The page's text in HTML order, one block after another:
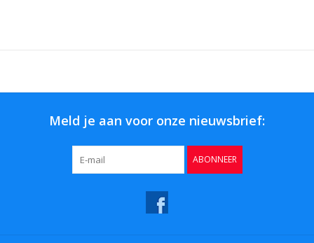
Meld je aan voor onze nieuwsbrief:
ABONNEER